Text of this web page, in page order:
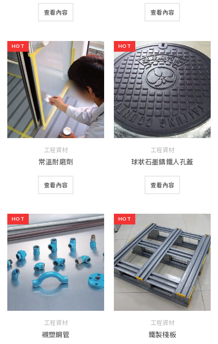
查看內容 查看內容
HOT
工程資材
常溫耐磨劑
查看內容
HOT
工程資材
球狀石墨鑄鐵人孔蓋
查看內容
HOT
工程資材
襯塑鋼管
HOT
工程資材
鐵製棧板